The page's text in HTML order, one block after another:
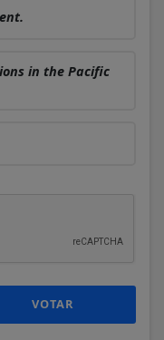
in the Pacific
VOTAR